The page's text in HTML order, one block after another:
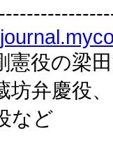
憲役の梁
坊弁慶役
など